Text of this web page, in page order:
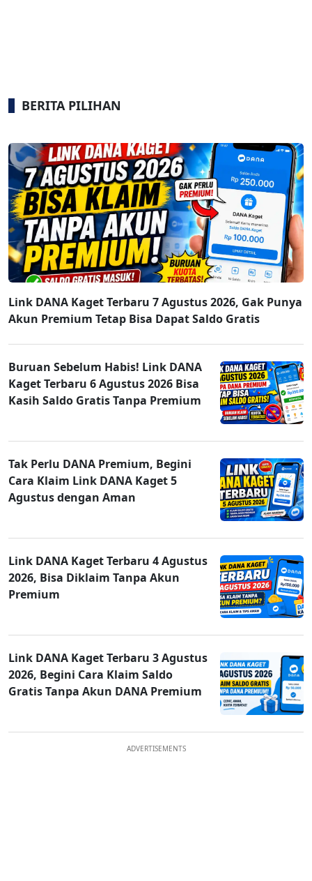
BERITA PILIHAN
Link DANA Kaget Terbaru 7 Agustus 2026, Gak Punya
Akun Premium Tetap Bisa Dapat Saldo Gratis
Buruan Sebelum Habis! Link DANA
Kaget Terbaru 6 Agustus 2026 Bisa
Kasih Saldo Gratis Tanpa Premium
Tak Perlu DANA Premium, Begini
Cara Klaim Link DANA Kaget 5
Agustus dengan Aman
Link DANA Kaget Terbaru 4 Agustus
2026, Bisa Diklaim Tanpa Akun
Premium
Link DANA Kaget Terbaru 3 Agustus
2026, Begini Cara Klaim Saldo
Gratis Tanpa Akun DANA Premium
ADVERTISEMENTS